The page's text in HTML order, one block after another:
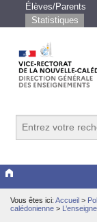
Élèves/Parents
Statistiques
Vice-rectorat
Vous êtes ici: Accueil >
calédonienne >